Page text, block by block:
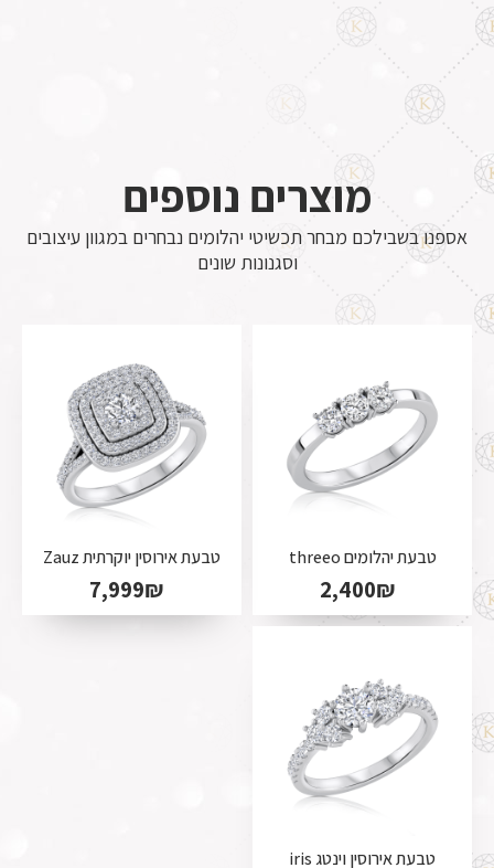
מוצרים נוספים
אספנו בשבילכם מבחר תכשיטי יהלומים נבחרים במגוון עיצובים
וסגנונות שונים
טבעת יהלומים threeo
2,400₪
טבעת אירוסין יוקרתית Zauz
7,999₪
טבעת אירוסין וינטג iris